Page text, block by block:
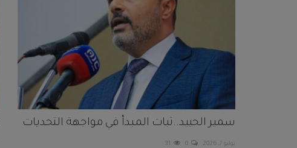
سمير الحييد..ثبات المبدأ في مواجهة التحديات
يوليو 7, 2026 0
31